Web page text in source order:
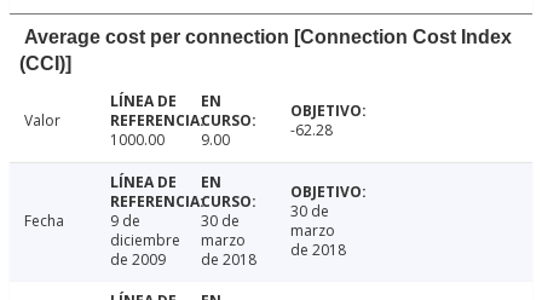
Average cost per connection [Connection Cost Index
(CCI)]
Valor
1000.00
9.00 -62.28
Fecha
9 de
diciembre
de 2009
30 de
marzo
de 2018
30 de
marzo
de 2018